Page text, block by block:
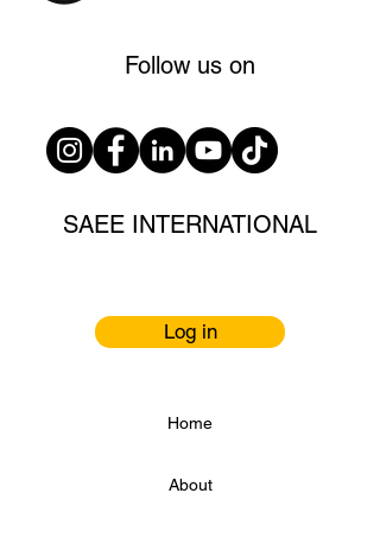
Follow us on
SAEE INTERNATIONAL
Log in
Home
About